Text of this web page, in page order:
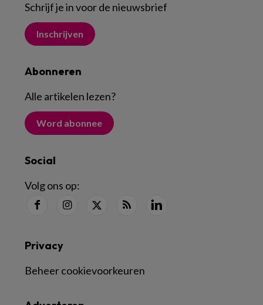
Schrijf je in voor de nieuwsbrief
Inschrijven
Abonneren
Alle artikelen lezen?
Word abonnee
Social
Volg ons op:
Privacy
Beheer cookievoorkeuren